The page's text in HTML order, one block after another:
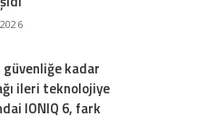
kadar
ileri teknolojiye
IONIQ 6, fark